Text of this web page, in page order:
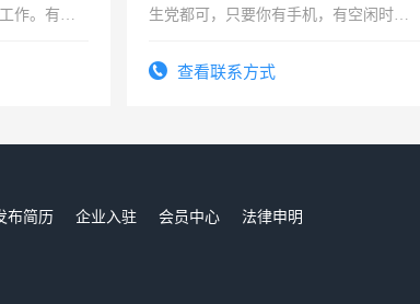
作。有会
生党都可，只要你有手机，有空闲时
勤快的四五十，每天挣零花钱没问题！
查看联系方式
布简历 企业入驻 会员中心
法律申明